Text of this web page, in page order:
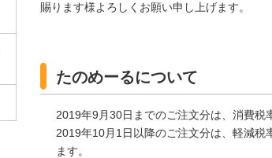
賜ります様よろしくお願い申し上げます。
たのめーるについて
2019年9月30日までのご注文分は、消費税
2019年10月1日以降のご注文分は、軽減税
ます。